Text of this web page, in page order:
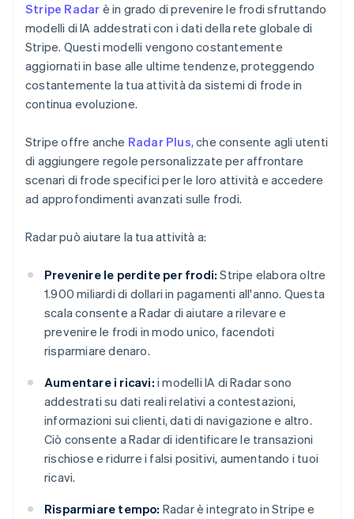
Stripe Radar è in grado di prevenire le frodi sfruttando
modelli di IA addestrati con i dati della rete globale di
Stripe. Questi modelli vengono costantemente
aggiornati in base alle ultime tendenze, proteggendo
costantemente la tua attività da sistemi di frode in
continua evoluzione.
Stripe offre anche Radar Plus, che consente agli utenti
di aggiungere regole personalizzate per affrontare
scenari di frode specifici per le loro attività e accedere
ad approfondimenti avanzati sulle frodi.
Radar può aiutare la tua attività a:
Prevenire le perdite per frodi: Stripe elabora oltre
1.900 miliardi di dollari in pagamenti all'anno. Questa
scala consente a Radar di aiutare a rilevare e
prevenire le frodi in modo unico, facendoti
risparmiare denaro.
Aumentare i ricavi: i modelli IA di Radar sono
addestrati su dati reali relativi a contestazioni,
informazioni sui clienti, dati di navigazione e altro.
Ciò consente a Radar di identificare le transazioni
rischiose e ridurre i falsi positivi, aumentando i tuoi
ricavi.
Risparmiare tempo: Radar è integrato in Stripe e